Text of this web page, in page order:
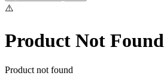
⚠️
Product Not Found
Product not found